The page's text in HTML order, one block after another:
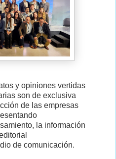
y opiniones vertidas
son de exclusiva
de las empresas
la información
de comunicación.